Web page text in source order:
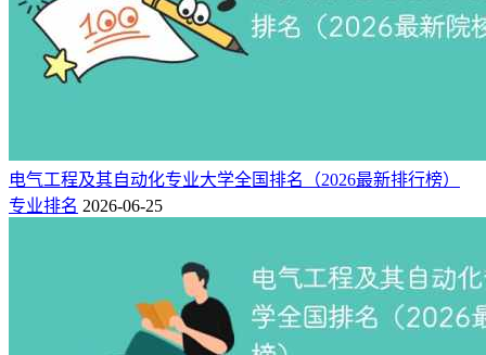
电气工程及其自动化专业大学全国排名（2026最新排行榜）
专业排名 2026-06-25